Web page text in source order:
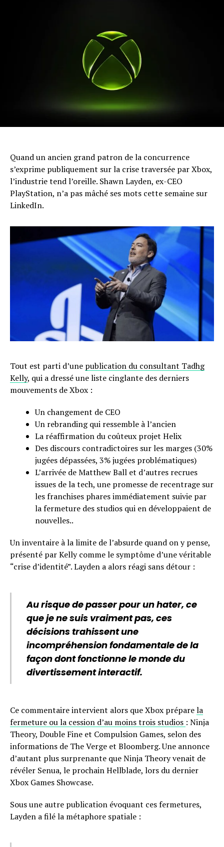
Quand un ancien grand patron de la concurrence
s’exprime publiquement sur la crise traversée par Xbox,
l’industrie tend l’oreille. Shawn Layden, ex-CEO
PlayStation, n’a pas mâché ses mots cette semaine sur
LinkedIn.
Tout est parti d’une publication du consultant Tadhg
Kelly, qui a dressé une liste cinglante des derniers
mouvements de Xbox :
Un changement de CEO
Un rebranding qui ressemble à l’ancien
La réaffirmation du coûteux projet Helix
Des discours contradictoires sur les marges (30%
jugées dépassées, 3% jugées problématiques)
L’arrivée de Matthew Ball et d’autres recrues
issues de la tech, une promesse de recentrage sur
les franchises phares immédiatement suivie par
la fermeture des studios qui en développaient de
nouvelles..
Un inventaire à la limite de l’absurde quand on y pense,
présenté par Kelly comme le symptôme d’une véritable
“crise d’identité”. Layden a alors réagi sans détour :
Au risque de passer pour un hater, ce
que je ne suis vraiment pas, ces
décisions trahissent une
incompréhension fondamentale de la
façon dont fonctionne le monde du
divertissement interactif.
Ce commentaire intervient alors que Xbox préparela
fermeture ou la cession d’au moins trois studios : Ninja
Theory, Double Fine et Compulsion Games, selon des
informations de The Verge et Bloomberg. Une annonce
d’autant plus surprenante que Ninja Theory venait de
révéler Senua, le prochain Hellblade, lors du dernier
Xbox Games Showcase.
Sous une autre publication évoquant ces fermetures,
Layden a filé la métaphore spatiale :